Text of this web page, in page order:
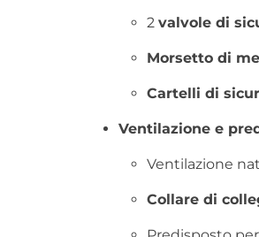
2 valvole di
Morsetto di
Cartelli di
Ventilazione e
Ventilazione
Collare di